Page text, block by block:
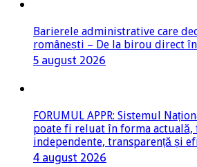
Barierele administrative care
românești – De la birou direct
5 august 2026
FORUMUL APPR: Sistemul
poate fi reluat în forma
independente, transparență și
4 august 2026